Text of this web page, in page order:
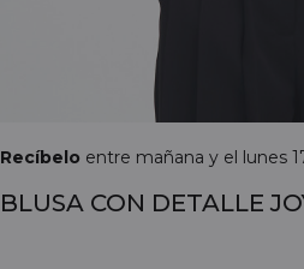
Recíbelo entre mañana y el lunes
BLUSA CON DETALLE